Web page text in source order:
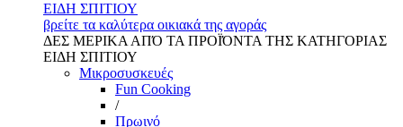
ΕΙΔΗ ΣΠΙΤΙΟΥ
βρείτε τα καλύτερα οικιακά της αγοράς
ΔΕΣ ΜΕΡΙΚΑ ΑΠΌ ΤΑ ΠΡΟΪΌΝΤΑ ΤΗΣ ΚΑΤΗΓΟΡΙΑΣ
ΕΙΔΗ ΣΠΙΤΙΟΥ
Μικροσυσκευές
Fun Cooking
/
Πρωινό